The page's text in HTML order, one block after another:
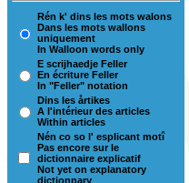
Rén k' dins les mots walons
Dans les mots wallons
uniquement
In Walloon words only
E scrijhaedje Feller
En écriture Feller
In "Feller" notation
Dins les årtikes
A l'intérieur des articles
Within articles
Nén co so l' esplicant motî
Pas encore sur le
dictionnaire explicatif
Not yet on explanatory
dictionnary